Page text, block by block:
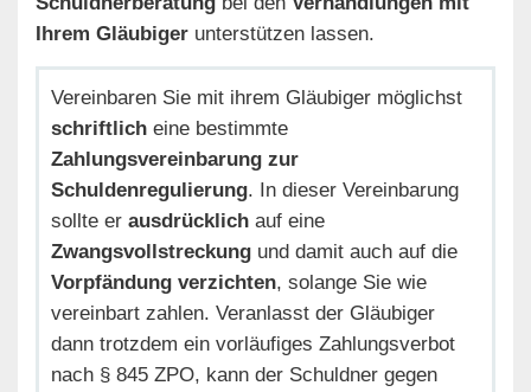
Ihrem Gläubiger unterstützen lassen.
Vereinbaren Sie mit ihrem Gläubiger möglichst
schriftlich eine bestimmte
Zahlungsvereinbarung zur
Schuldenregulierung. In dieser Vereinbarung
sollte er ausdrücklich auf eine
Zwangsvollstreckung und damit auch auf die
Vorpfändung verzichten, solange Sie wie
vereinbart zahlen. Veranlasst der Gläubiger
dann trotzdem ein vorläufiges Zahlungsverbot
nach § 845 ZPO, kann der Schuldner gegen